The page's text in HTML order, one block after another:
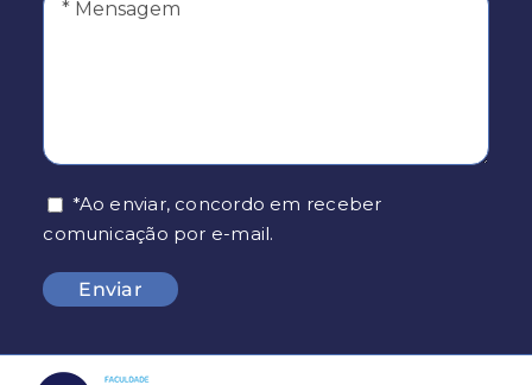
*Ao enviar, concordo em receber
comunicação por e-mail.